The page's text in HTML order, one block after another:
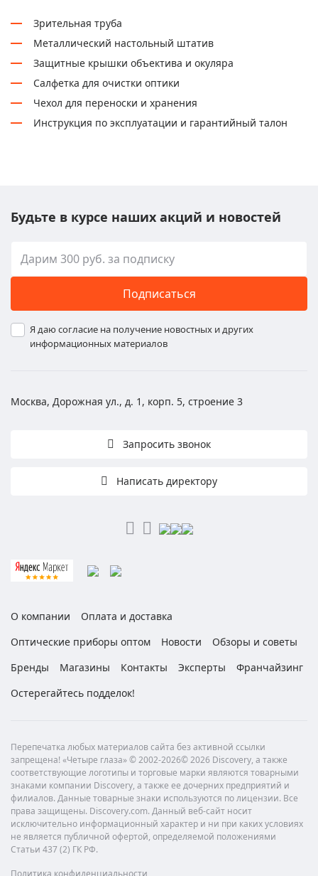
Зрительная труба
Металлический настольный штатив
Защитные крышки объектива и окуляра
Салфетка для очистки оптики
Чехол для переноски и хранения
Инструкция по эксплуатации и гарантийный талон
Будьте в курсе наших акций и новостей
Подписаться
Я даю согласие на получение новостных и других
информационных материалов
Москва, Дорожная ул., д. 1, корп. 5, строение 3
Запросить звонок
Написать директору
О компании
Оплата и доставка
Оптические приборы оптом
Новости
Обзоры и советы
Бренды
Магазины Контакты Эксперты
Франчайзинг
Остерегайтесь подделок!
Перепечатка любых материалов сайта без активной ссылки
запрещена! «Четыре глаза» © 2002-2026© 2026 Discovery, а также
соответствующие логотипы и торговые марки являются товарными
знаками компании Discovery, а также ее дочерних предприятий и
филиалов. Данные товарные знаки используются по лицензии. Все
права защищены. Discovery.com. Данный веб-сайт носит
исключительно информационный характер и ни при каких условиях
не является публичной офертой, определяемой положениями
Статьи 437 (2) ГК РФ.
Политика конфиденциальности